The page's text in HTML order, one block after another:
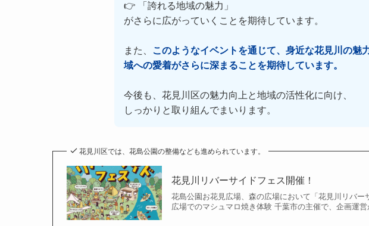
👉 「誇れる地域の魅力」
がさらに広がっていくことを期待しています。
また、
このようなイベントを通じて、身近な花見川の魅
域への愛着がさらに深まることを期待しています。
今後も、花見川区の魅力向上と地域の活性化に向け、
しっかりと取り組んでまいります。
花見川区では、花島公園の整備なども進められています。
花見川リバーサイドフェス開催！
花島公園お花見広場、森の広場において「花見川リバー
広場でのマシュマロ焼き体験 千葉市の主催で、企画運